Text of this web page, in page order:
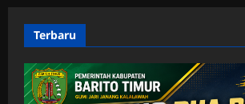
Terbaru